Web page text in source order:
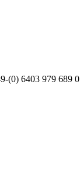
(0) 6403 979 689 0